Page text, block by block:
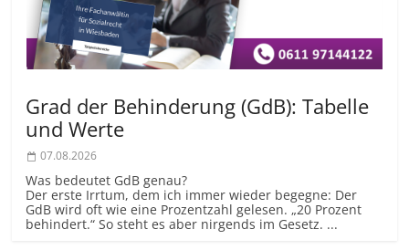
Grad der Behinderung (GdB): Tabelle
und Werte
07.08.2026
Was bedeutet GdB genau?
Der erste Irrtum, dem ich immer wieder begegne: Der
GdB wird oft wie eine Prozentzahl gelesen. „20 Prozent
behindert.“ So steht es aber nirgends im Gesetz. ...